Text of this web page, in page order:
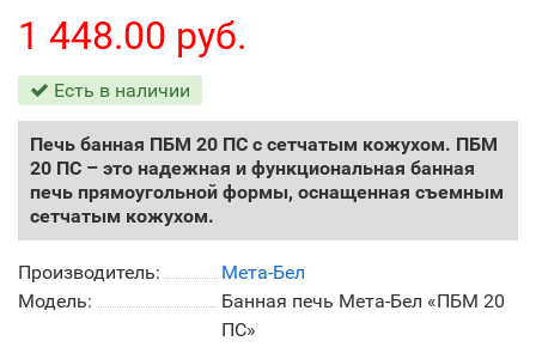
1 448.00 руб.
Есть в наличии
Печь банная ПБМ 20 ПС с сетчатым кожухом. ПБМ
20 ПС – это надежная и функциональная банная
печь прямоугольной формы, оснащенная съемным
сетчатым кожухом.
Производитель:
Мета-Бел
Модель:
Банная печь Мета-Бел «ПБМ 20
ПС»